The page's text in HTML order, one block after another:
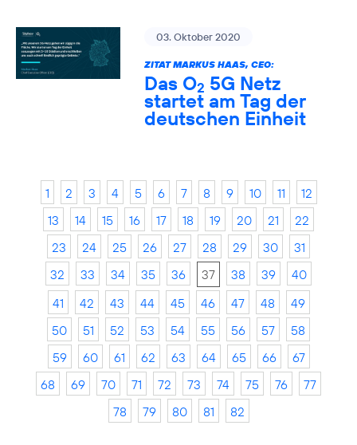
03. Oktober 2020
ZITAT MARKUS HAAS, CEO:
Das O2 5G Netz
startet am Tag der
deutschen Einheit
1 2 3 4 5 6 7 8 9 10 11
12
13
14 15 16 17 18 19 20 21
22
23
24 25 26 27 28 29 30
31
32
33 34 35 36 37 38 39
40
41
42 43 44 45 46 47 48
49
50
51 52 53 54 55 56 57
58
59
60 61 62 63 64 65 66
67
68
69 70 71 72 73 74 75 76
77
78
79 80 81 82